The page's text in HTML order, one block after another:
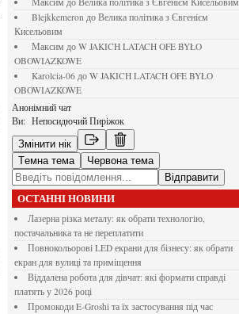
blejkkemeronдо Велика політика з Євгенієм
Кисельовим
Максим до W JAKICH LATACH OFE BYŁO
OBOWIAZKOWE
karolcia-06до W JAKICH LATACH OFE BYŁO
OBOWIAZKOWE
Анонімний чат
Ви: Непосидючий Пиріжок
Змінити нік
Темна тема
Червона тема
Відправити
ОСТАННІ НОВИНИ
Лазерна різка металу: як обрати технологію,
постачальника та не переплатити
Повнокольорові LED екрани для бізнесу: як обрати
екран для вулиці та приміщення
Віддалена робота для дівчат: які формати справді
платять у 2026 році
Промокоди E-Groshi та їх застосування під час